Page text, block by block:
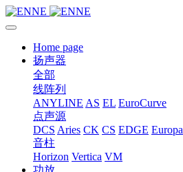
Home page
扬声器
全部
线阵列
ANYLINE AS EL EuroCurve
点声源
DCS Aries CK CS EDGE Europa
音柱
Horizon Vertica VM
功放